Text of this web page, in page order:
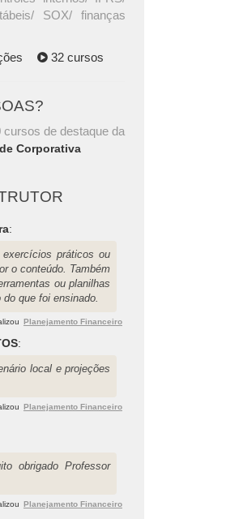
SOX/ finanças
32 cursos
de destaque da
Corporativa
:
práticos ou
o conteúdo. Também
ou planilhas
que foi ensinado.
Planejamento Financeiro
:
local e projeções
Planejamento Financeiro
obrigado Professor
Planejamento Financeiro